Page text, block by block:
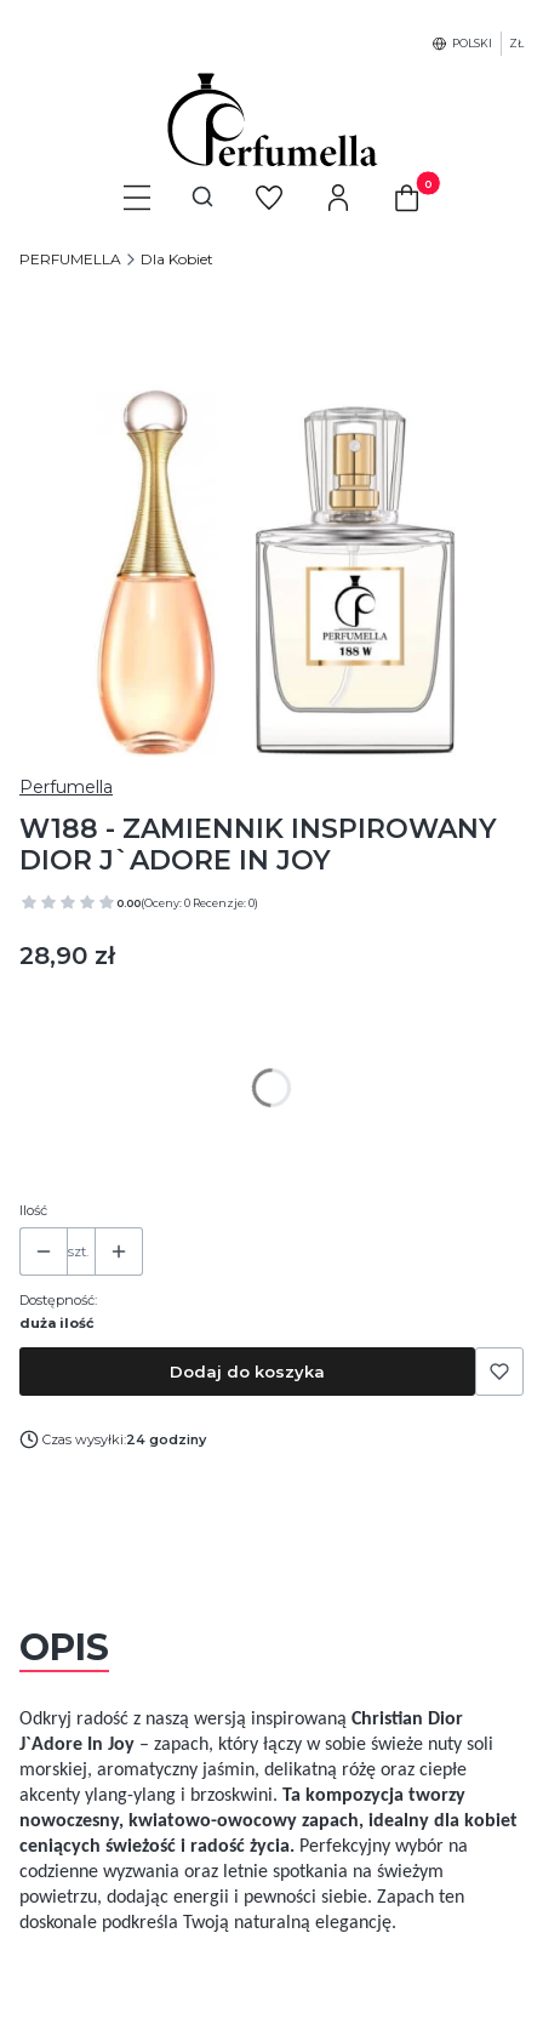
POLSKI ZŁ
Otwórz wyszukiwarkę Produkty w
PERFUMELLA Dla Kobiet
Perfumella
W188 - ZAMIENNIK INSPIROWANY
DIOR J`ADORE IN JOY
0.00(Oceny: 0 Recenzje: 0)
Cena
28,90 zł
Ilość
szt.
Dostępność:
duża ilość
Dodaj do koszyka
Czas wysyłki:24 godziny
OPIS
Odkryj radość z naszą wersją inspirowaną Christian Dior
J`Adore In Joy – zapach, który łączy w sobie świeże nuty soli
morskiej, aromatyczny jaśmin, delikatną różę oraz ciepłe
akcenty ylang-ylang i brzoskwini. Ta kompozycja tworzy
nowoczesny, kwiatowo-owocowy zapach, idealny dla kobiet
ceniących świeżość i radość życia. Perfekcyjny wybór na
codzienne wyzwania oraz letnie spotkania na świeżym
powietrzu, dodając energii i pewności siebie. Zapach ten
doskonale podkreśla Twoją naturalną elegancję.